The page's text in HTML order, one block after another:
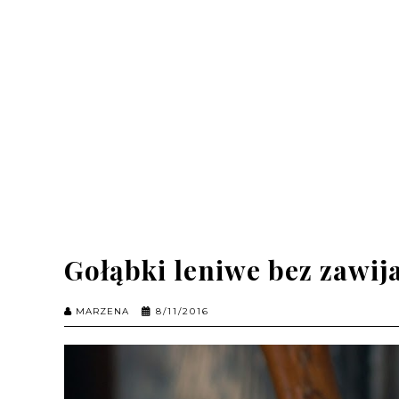
Gołąbki leniwe bez
MARZENA 8/11/2016